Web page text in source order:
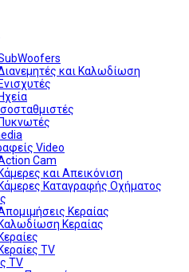
και Καλωδίωση
Ενισχυτές
Ηχεία
Ισοσταθμιστές
Πυκνωτές
Video
Cam
Κάμερες και Απεικόνιση
Κάμερες Καταγραφής Οχήματος
Κεραίας
Καλωδίωση Κεραίας
Κεραίες
Κεραίες TV
TV